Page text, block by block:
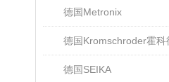
德国Metronix
德国Kromschroder霍科
德国SEIKA